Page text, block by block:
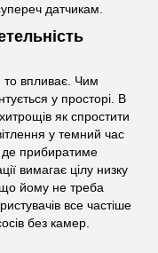
датчикам.
то впливає. Чим
у просторі. В
як спростити
у темний час
де прибиратиме
вимагає цілу низку
йому не треба
все частіше
без камер.